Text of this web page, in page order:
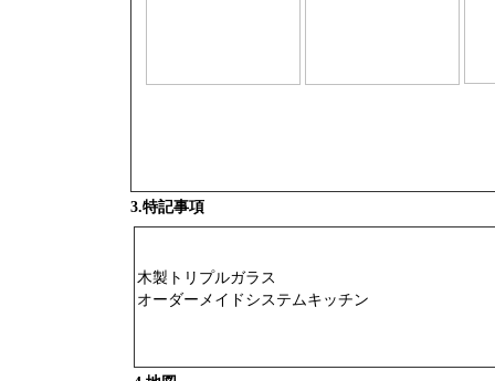
3.特記事項
木製トリプルガラス
オーダーメイドシステムキッチン